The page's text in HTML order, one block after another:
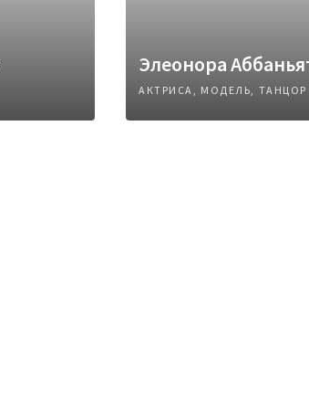
Элеонора
АКТРИСА, МОДЕЛЬ, ТАНЦОР